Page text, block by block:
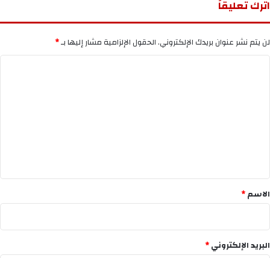
اترك تعليقاً
لن يتم نشر عنوان بريدك الإلكتروني.الحقول الإلزامية مشار إليها بـ*
*
الاسم*
البريد الإلكتروني*